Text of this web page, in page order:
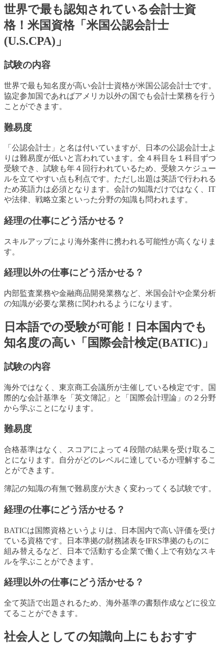
世界で最も認知されている会計士資
格！米国資格「米国公認会計士
(U.S.CPA)」
試験の内容
世界で最も知名度が高い会計士資格が米国公認会計士です。
協定参加国であればアメリカ以外の国でも会計士業務を行う
ことができます。
難易度
「公認会計士」と名は付いていますが、日本の公認会計士よ
りは難易度が低いと言われています。全４科目を１科目ずつ
受験でき、試験も年４回行われているため、受験スケジュー
ルを立てやすい点も利点です。ただし出題は英語で行われる
ため英語力は必須となります。会計の知識だけではなく、IT
や法律、戦略立案といった分野の知識も問われます。
経理の仕事にどう活かせる？
スキルアップにより海外案件に携われる可能性が高くなりま
す。
経理以外の仕事にどう活かせる？
内部監査業務や金融商品開発業務など、米国会計や企業分析
の知識が必要な業務に関われるようになります。
日本語での受験が可能！日本国内でも
知名度の高い「国際会計検定(BATIC)」
試験の内容
海外ではなく、東京商工会議所が主催している検定です。国
際的な会計基準を「英文簿記」と「国際会計理論」の２分野
から学ぶことになります。
難易度
合格基準はなく、スコアによって４段階の結果を受け取るこ
とになります。自分がどのレベルに達しているか理解するこ
とができます。
簿記の知識の有無で難易度が大きく変わってくる試験です。
経理の仕事にどう活かせる？
BATICは国際資格というよりは、日本国内で高い評価を受け
ている資格です。日本準拠の財務諸表をIFRS準拠のものに
組み替えるなど、日本で活動する企業で働く上で有効なスキ
ルを学ぶことができます。
経理以外の仕事にどう活かせる？
全て英語で出題されるため、海外基準の書類作成などに役立
てることができます。
社会人としての知識向上にもおすす